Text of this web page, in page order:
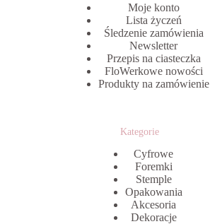
Moje konto
Lista życzeń
Śledzenie zamówienia
Newsletter
Przepis na ciasteczka
FloWerkowe nowości
Produkty na zamówienie
Kategorie
Cyfrowe
Foremki
Stemple
Opakowania
Akcesoria
Dekoracje